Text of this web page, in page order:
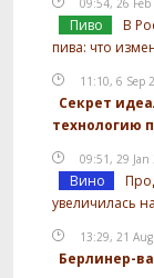
Пиво
В
пива: что
11:10, 6 Sep
Секрет
технологию
09:51, 29 Jan
Вино
увеличилась
13:29, 21
Берлинер-